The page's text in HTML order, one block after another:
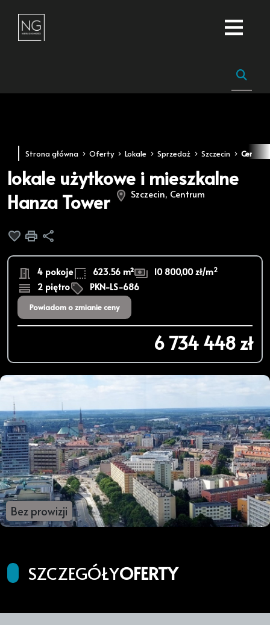
Strona główna Oferty Lokale Sprzedaż Szczecin
lokale użytkowe i mieszkalne
Hanza Tower
Szczecin, Centrum
Dodaj do ulubionych
Drukuj
4 pokoje 623.56 m² 10 800,00 zł/m2
2 piętro PKN-LS-686
Powiadom o zmianie ceny
6 734 448 zł
Bez prowizji
SZCZEGÓŁYOFERTY